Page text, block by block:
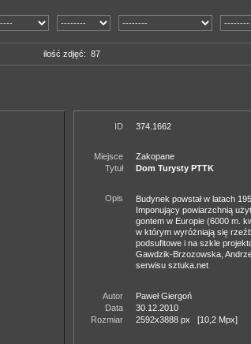
ilość zdjęć: 87
ID 374.1662
Miejsce
Zakopane
Tytuł
Dom Turysty PTTK
Opis
Budynek powstał w latach
Imponujący powiarzchnią
gontem w Europie (6000 m.
w którym wyróżniają się
podsufitowe i na szkle
Gawdzik-Brzozowska,
serwisu sztuka.net
Autor
Paweł Giergoń
Data
30.12.2010
Rozmiar
2592x3888 px [10,2 Mpx]